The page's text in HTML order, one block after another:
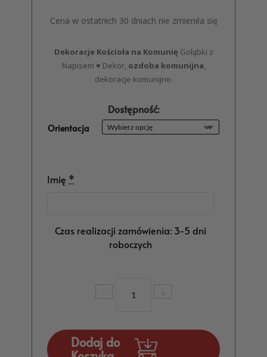
Cena w ostatnich 30 dniach nie zmieniła się
Dekoracje Kościoła na Komunię Gołąbki z
Napisem ♥ Dekor, ozdoba komunijna,
dekoracje komunijne.
Dostępność:
Orientacja
Imię *
Czas realizacji zamówienia: 3-5 dni
roboczych
-
Dekoracja
Ozdoby
Gołąb
+
Dodaj do